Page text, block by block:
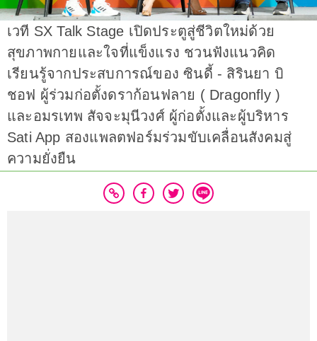
เวที SX Talk Stage เปิดประตูสู่ชีวิตใหม่ด้วย
สุขภาพกายและใจที่แข็งแรง ชวนฟังแนวคิด
เรียนรู้จากประสบการณ์ของ ซินดี้ - สิรินยา บิ
ชอฟ ผู้ร่วมก่อตั้งดราก้อนฟลาย ( Dragonfly )
และอมรเทพ สัจจะมุนีวงศ์ ผู้ก่อตั้งและผู้บริหาร
Sati App สองแพลตฟอร์มร่วมขับเคลื่อนสังคมสู่
ความยั่งยืน